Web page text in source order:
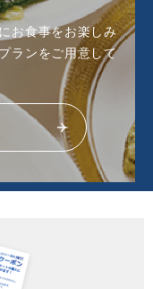
お食事をお楽しみ
ランをご用意して